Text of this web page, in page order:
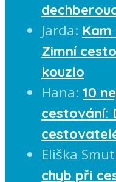
Jarda:
Zimní
kouzlo
Hana: 10
cestování:
Eliška
chyb při